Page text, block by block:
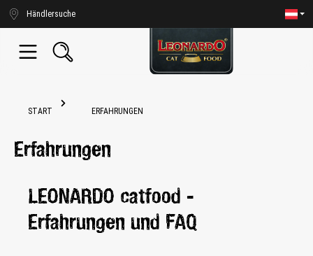
springen
Händlersuche
START ERFAHRUNGEN
Erfahrungen
LEONARDO catfood -
Erfahrungen und FAQ